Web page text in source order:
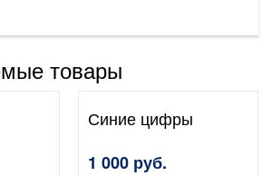
товары
Синие цифры
1 000 руб.